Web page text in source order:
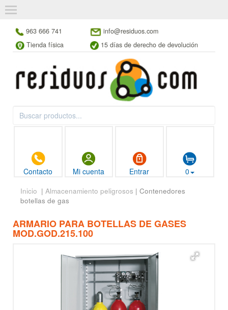
963 666 741
info@residuos.com
Tienda física
15 días de derecho de devolución
Contacto Mi cuenta Entrar 0
Inicio | Almacenamiento peligrosos | Contenedores
botellas de gas
ARMARIO PARA BOTELLAS DE GASES
MOD.GOD.215.100